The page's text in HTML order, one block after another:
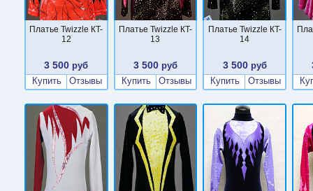
Платье Twizzle КT-
12
3 500 руб
Купить
Отзывы
Платье Twizzle КT-
13
3 500 руб
Купить
Отзывы
Платье Twizzle КT-
14
3 500руб
Купить
Отзывы